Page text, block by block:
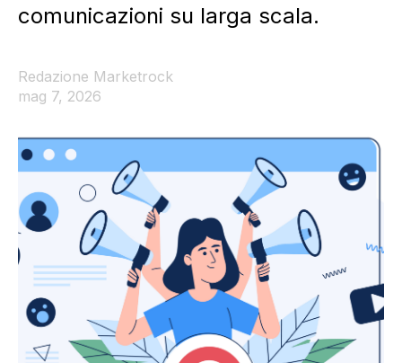
comunicazioni su larga scala.
Redazione Marketrock
mag 7, 2026